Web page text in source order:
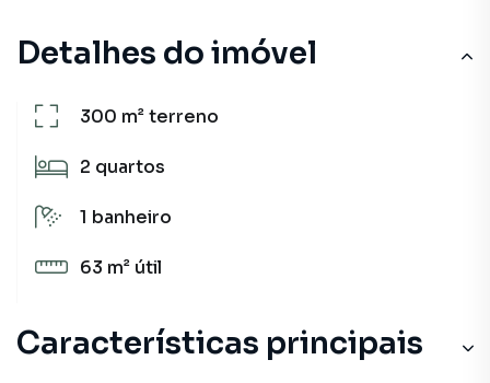
Detalhes do imóvel
300 m²terreno
2 quartos
1 banheiro
63 m² útil
Características principais